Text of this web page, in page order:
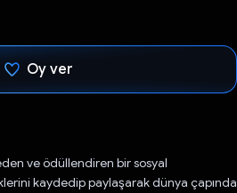
Oy ver
ve ödüllendiren bir sosyal
kaydedip paylaşarak dünya çapında